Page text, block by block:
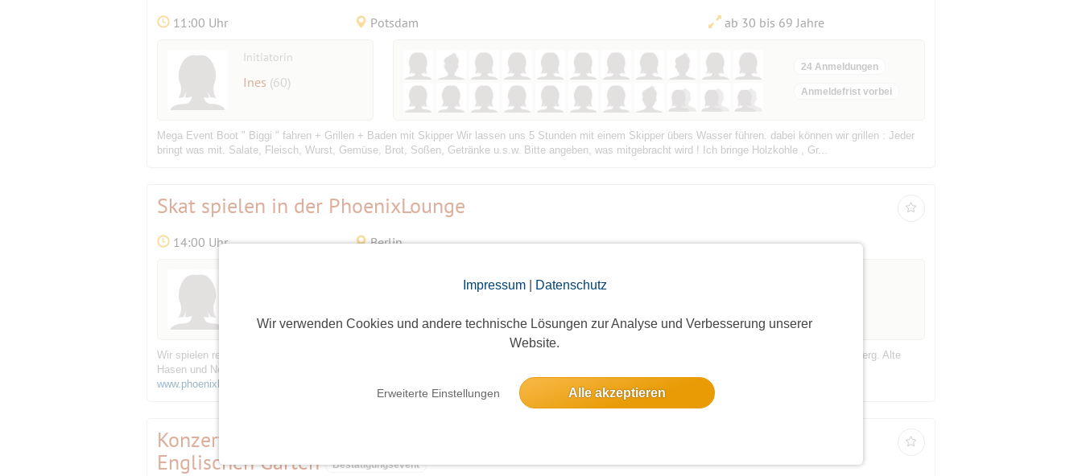
Impressum| Datenschutz
Wir verwenden Cookies und andere technische Lösungen zur Analyse und Verbesserung unserer
Website.
Erweiterte Einstellungen Alle akzeptieren
11:00 Uhr Potsdam ab 30 bis 69 Jahre
Initiatorin
Ines (60)
24 Anmeldungen
Anmeldefrist vorbei
Mega Event Boot " Biggi " fahren + Grillen + Baden mit Skipper Wir lassen uns 5 Stunden mit einem Skipper übers Wasser führen. dabei können wir grillen : Jeder
bringt was mit. Salate, Fleisch, Wurst, Gemüse, Brot, Soßen, Getränke u.s.w. Bitte angeben, was mitgebracht wird ! Ich bringe Holzkohle , Gr...
Skat spielen in der PhoenixLounge
14:00 Uhr Berlin
Wir spielen regelmäßig Skat in der PhoenixLounge, einem schönen Restaurant/Kneipe/Cafe‘/Bar mit gutem Essen und akzeptablen Preisen in Schöneberg. Alte
Hasen und Neueinsteiger sind immer willkommenen.
www.phoenixlounge.de
Konzertsommer 2019: Funky Soul Kitchen am Teehaus im
Englischen Garten
Bestätigungsevent